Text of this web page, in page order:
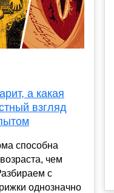
а какая
взгляд
способна
чем
с
однозначно